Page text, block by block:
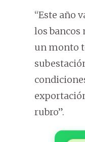
“Este año
los bancos
un monto
rubro”.